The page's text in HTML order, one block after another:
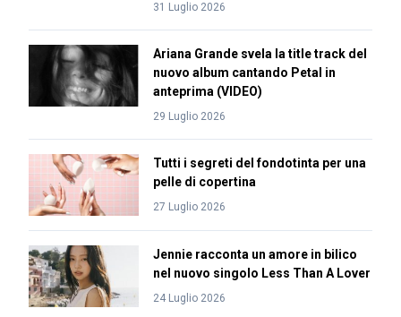
31 Luglio 2026
Ariana Grande svela la title track del
nuovo album cantando Petal in
anteprima (VIDEO)
29 Luglio 2026
Tutti i segreti del fondotinta per una
pelle di copertina
27 Luglio 2026
Jennie racconta un amore in bilico
nel nuovo singolo Less Than A Lover
24 Luglio 2026